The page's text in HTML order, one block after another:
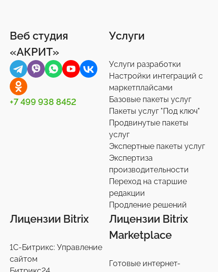
Веб студия
«АКРИТ»
+7 499 938 8452
Услуги
Услуги разработки
Настройки интеграций с
маркетплайсами
Базовые пакеты услуг
Пакеты услуг "Под ключ"
Продвинутые пакеты
услуг
Экспертные пакеты услуг
Экспертиза
производительности
Переход на старшие
редакции
Продление решений
Лицензии Bitrix
1С-Битрикс: Управление
сайтом
Лицензии Bitrix
Marketplace
Готовые интернет-